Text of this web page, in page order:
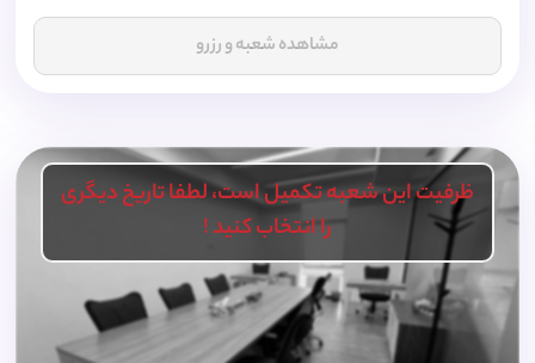
مشاهده شعبه و رزرو
ظرفیت این شعبه تکمیل است، لطفا تاریخ دیگری
را انتخاب کنید !